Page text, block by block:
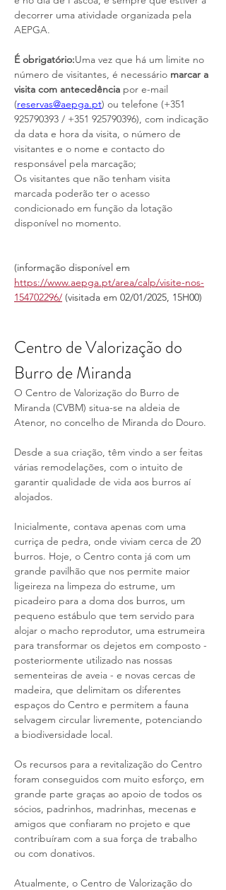
decorrer uma atividade organizada pela
AEPGA.
É obrigatório:Uma vez que há um limite no
número de visitantes, é necessário marcar a
visita com antecedência por e-mail
(reservas@aepga.pt) ou telefone (+351
925790393 / +351 925790396), com indicação
da data e hora da visita, o número de
visitantes e o nome e contacto do
responsável pela marcação;
Os visitantes que não tenham visita
marcada poderão ter o acesso
condicionado em função da lotação
disponível no momento.
(informação disponível em
https://www.aepga.pt/area/calp/visite-nos-
154702296/ (visitada em 02/01/2025, 15H00)
Centro de Valorização do
Burro de Miranda
O Centro de Valorização do Burro de
Miranda (CVBM) situa-se na aldeia de
Atenor, no concelho de Miranda do Douro.
Desde a sua criação, têm vindo a ser feitas
várias remodelações, com o intuito de
garantir qualidade de vida aos burros aí
alojados.
Inicialmente, contava apenas com uma
curriça de pedra, onde viviam cerca de 20
burros. Hoje, o Centro conta já com um
grande pavilhão que nos permite maior
ligeireza na limpeza do estrume, um
picadeiro para a doma dos burros, um
pequeno estábulo que tem servido para
alojar o macho reprodutor, uma estrumeira
para transformar os dejetos em composto -
posteriormente utilizado nas nossas
sementeiras de aveia - e novas cercas de
madeira, que delimitam os diferentes
espaços do Centro e permitem a fauna
selvagem circular livremente, potenciando
a biodiversidade local.
Os recursos para a revitalização do Centro
foram conseguidos com muito esforço, em
grande parte graças ao apoio de todos os
sócios, padrinhos, madrinhas, mecenas e
amigos que confiaram no projeto e que
contribuíram com a sua força de trabalho
ou com donativos.
Atualmente, o Centro de Valorização do